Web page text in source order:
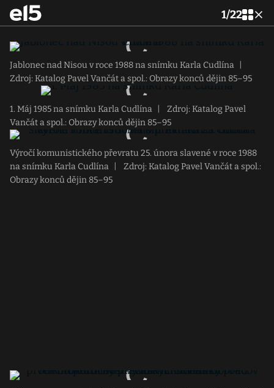
1/22
Jablonec nad Nisou v roce 1988 na snímku Karla Cudlína
Zdroj: Katalog Pavel Vančát a spol.: Obrazy konců dějin 85–95
1. Máj 1985 na snímku Karla Cudlína
Zdroj: Katalog Pavel
Vančát a spol.: Obrazy konců dějin 85–95
Výročí komunistického převratu 25. února slavené v roce 1988
na snímku Karla Cudlína
Zdroj: Katalog Pavel Vančát a spol.:
Obrazy konců dějin 85–95